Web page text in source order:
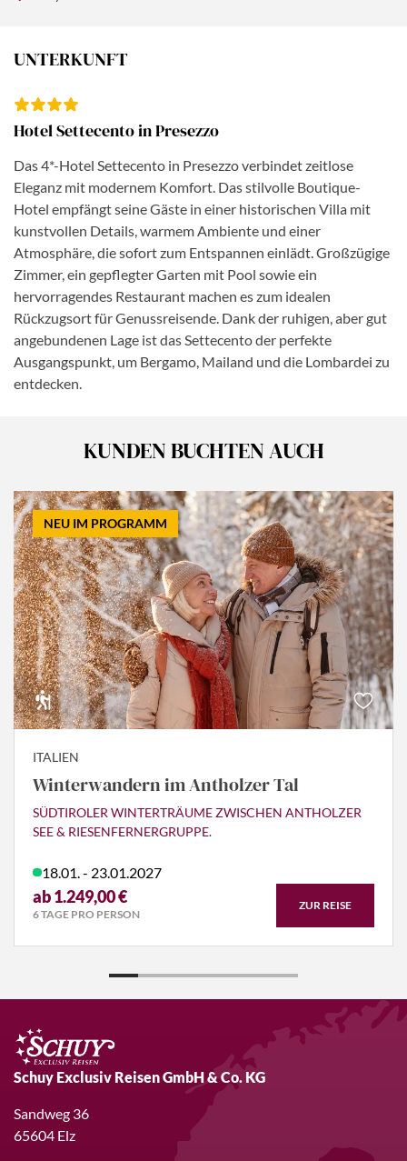
überdachten und äußerst luxuriösen Einkaufsgalerie
und der Piazza delle Scala und neben dem mächtigen
treiben lassen möchte, genießt das lebendige Treiben im
Szeneviertel Navigli mit seinen romantischen Kanälen,
kleinen Läden und einladenden Restaurants. Ein
Ausflug nach Mailand ist eine perfekte Mischung aus
Kultur, Shopping und Dolce Vita - stilvoll, lebendig und
unvergesslich.
UNTERKUNFT
Hotel Settecento in Presezzo
Das 4*-Hotel Settecento in Presezzo verbindet zeitlose
Eleganz mit modernem Komfort. Das stilvolle Boutique-
Hotel empfängt seine Gäste in einer historischen Villa mit
kunstvollen Details, warmem Ambiente und einer
Atmosphäre, die sofort zum Entspannen einlädt. Großzügige
Zimmer, ein gepflegter Garten mit Pool sowie ein
hervorragendes Restaurant machen es zum idealen
Rückzugsort für Genussreisende. Dank der ruhigen, aber gut
angebundenen Lage ist das Settecento der perfekte
Ausgangspunkt, um Bergamo, Mailand und die Lombardei zu
entdecken.
KUNDEN BUCHTEN AUCH
NEU IM PROGRAMM
ITALIEN
Winterwandern im Antholzer Tal
SÜDTIROLER WINTERTRÄUME ZWISCHEN ANTHOLZER
SEE & RIESENFERNERGRUPPE.
18.01. - 23.01.2027
ab 1.249,00 €
6 TAGE PRO PERSON
ZUR REISE
Schuy Exclusiv Reisen GmbH & Co. KG
Sandweg 36
65604 Elz